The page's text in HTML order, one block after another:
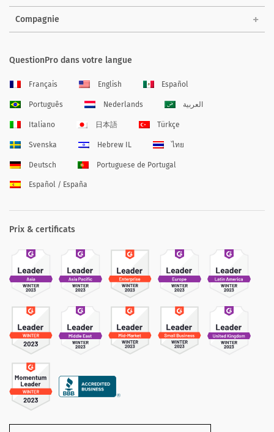
Compagnie
QuestionPro dans votre langue
Français English Español
Português Nederlands العربية
Italiano 日本語 Türkçe
Svenska Hebrew IL ไทย
Deutsch Portuguese de Portugal
Español / España
Prix & certificats